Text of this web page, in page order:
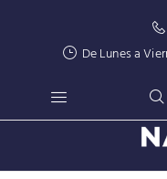
De Lunes a